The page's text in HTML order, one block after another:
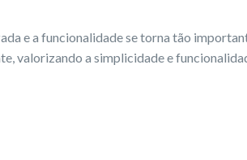
e a funcionalidade se torna tão
valorizando a simplicidade e